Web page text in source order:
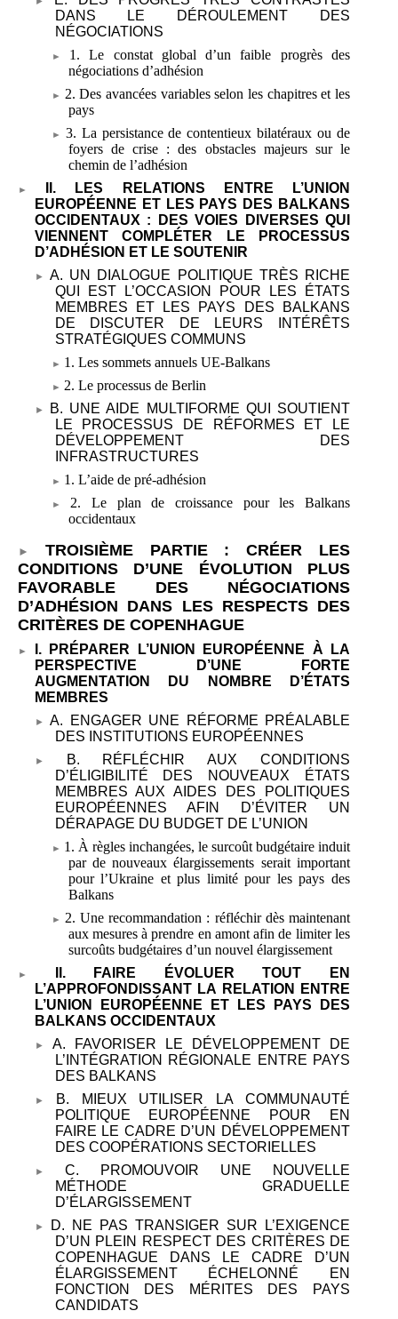
DANS LE DÉROULEMENT DES
NÉGOCIATIONS
1. Le constat global d’un faible progrès des
négociations d’adhésion
2. Des avancées variables selon les chapitres et les
pays
3. La persistance de contentieux bilatéraux ou de
foyers de crise : des obstacles majeurs sur le
chemin de l’adhésion
II. LES RELATIONS ENTRE L’UNION
EUROPÉENNE ET LES PAYS DES BALKANS
OCCIDENTAUX : DES VOIES DIVERSES QUI
VIENNENT COMPLÉTER LE PROCESSUS
D’ADHÉSION ET LE SOUTENIR
A. UN DIALOGUE POLITIQUE TRÈS RICHE
QUI EST L’OCCASION POUR LES ÉTATS
MEMBRES ET LES PAYS DES BALKANS
DE DISCUTER DE LEURS INTÉRÊTS
STRATÉGIQUES COMMUNS
1. Les sommets annuels UE-Balkans
2. Le processus de Berlin
B. UNE AIDE MULTIFORME QUI SOUTIENT
LE PROCESSUS DE RÉFORMES ET LE
DÉVELOPPEMENT DES
INFRASTRUCTURES
1. L’aide de pré-adhésion
2. Le plan de croissance pour les Balkans
occidentaux
TROISIÈME PARTIE
: CRÉER LES
CONDITIONS D’UNE ÉVOLUTION PLUS
FAVORABLE DES NÉGOCIATIONS
D’ADHÉSION DANS LES RESPECTS DES
CRITÈRES DE COPENHAGUE
I. PRÉPARER L’UNION EUROPÉENNE À LA
PERSPECTIVE D’UNE FORTE
AUGMENTATION DU NOMBRE D’ÉTATS
MEMBRES
A. ENGAGER UNE RÉFORME PRÉALABLE
DES INSTITUTIONS EUROPÉENNES
B. RÉFLÉCHIR AUX CONDITIONS
D’ÉLIGIBILITÉ DES NOUVEAUX ÉTATS
MEMBRES AUX AIDES DES POLITIQUES
EUROPÉENNES AFIN D’ÉVITER UN
DÉRAPAGE DU BUDGET DE L’UNION
1. À règles inchangées, le surcoût budgétaire induit
par de nouveaux élargissements serait important
pour l’Ukraine et plus limité pour les pays des
Balkans
2. Une recommandation : réfléchir dès maintenant
aux mesures à prendre en amont afin de limiter les
surcoûts budgétaires d’un nouvel élargissement
II. FAIRE ÉVOLUER TOUT EN
L’APPROFONDISSANT LA RELATION ENTRE
L’UNION EUROPÉENNE ET LES PAYS DES
BALKANS OCCIDENTAUX
A. FAVORISER LE DÉVELOPPEMENT DE
L’INTÉGRATION RÉGIONALE ENTRE PAYS
DES BALKANS
B. MIEUX UTILISER LA COMMUNAUTÉ
POLITIQUE EUROPÉENNE POUR EN
FAIRE LE CADRE D’UN DÉVELOPPEMENT
DES COOPÉRATIONS SECTORIELLES
C. PROMOUVOIR UNE NOUVELLE
MÉTHODE GRADUELLE
D’ÉLARGISSEMENT
D. NE PAS TRANSIGER SUR L’EXIGENCE
D’UN PLEIN RESPECT DES CRITÈRES DE
COPENHAGUE DANS LE CADRE D’UN
ÉLARGISSEMENT ÉCHELONNÉ EN
FONCTION DES MÉRITES DES PAYS
CANDIDATS